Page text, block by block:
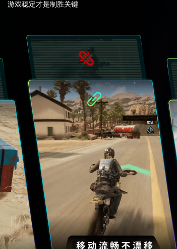
游戏稳定才是制胜关键